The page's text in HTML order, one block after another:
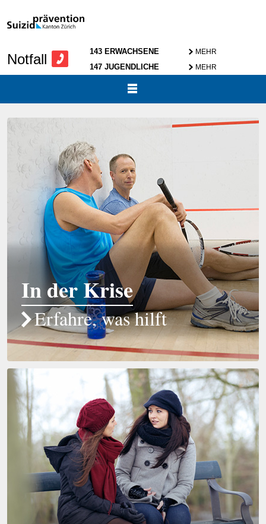
SCHRIFT VERGRÖSSERN
AAA
SUCHE SITEMAP
Notfall 143 ERWACHSENE MEHR
147 JUGENDLICHE MEHR
In der Krise
Erfahre, was hilft